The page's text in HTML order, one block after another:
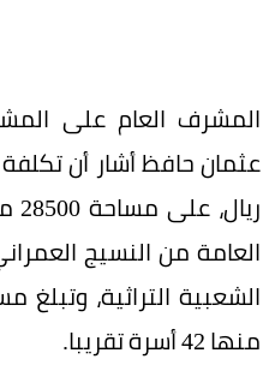
المشرف العام على
العامة من النسيج
منها 42 أسرة تقريبا.